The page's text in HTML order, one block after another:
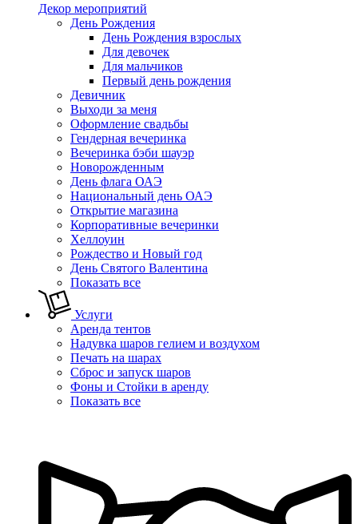
Декор мероприятий
День Рождения
День Рождения взрослых
Для девочек
Для мальчиков
Первый день рождения
Девичник
Выходи за меня
Оформление свадьбы
Гендерная вечеринка
Вечеринка бэби шауэр
Новорожденным
День флага ОАЭ
Национальный день ОАЭ
Открытие магазина
Корпоративные вечеринки
Хеллоуин
Рождество и Новый год
День Святого Валентина
Показать все
Услуги
Аренда тентов
Надувка шаров гелием и воздухом
Печать на шарах
Сброс и запуск шаров
Фоны и Стойки в аренду
Показать все